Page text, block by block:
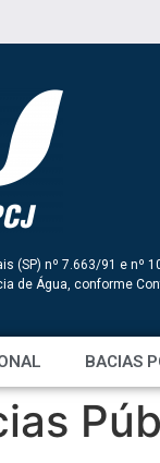
(SP) nº 7.663/91 e nº
de Água, conforme
BACIAS